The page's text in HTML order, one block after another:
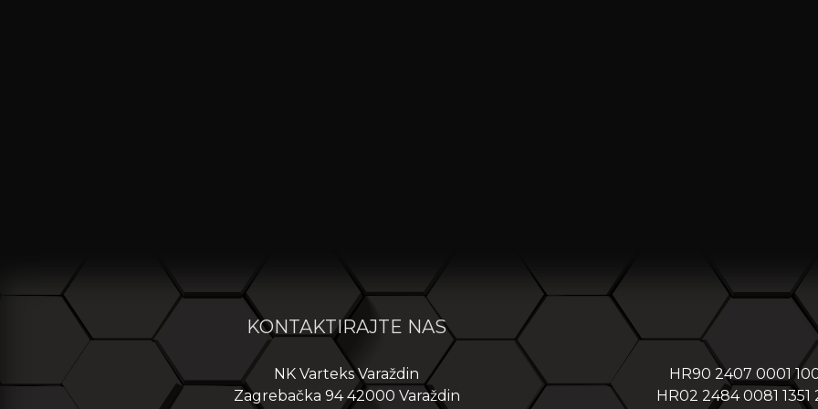
KONTAKTIRAJTE NAS
NK Varteks Varaždin
Zagrebačka 94 42000 Varaždin
HR90 2407 0001
HR02 2484 0081 1351